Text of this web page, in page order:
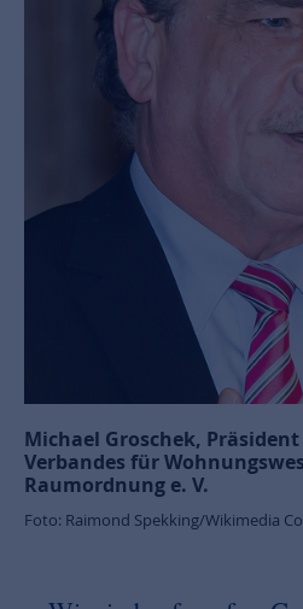
Michael Groschek,
Verbandes für
Raumordnung e. V.
Foto: Raimond Spekking/Wikimedia